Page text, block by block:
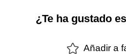
¿Te ha gustado
Añadir a